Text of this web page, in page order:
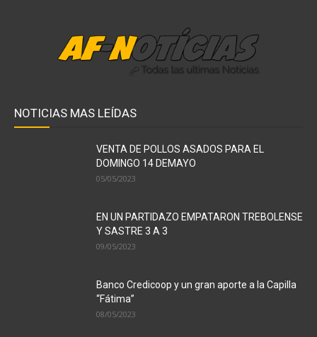
NOTICIAS MAS LEÍDAS
VENTA DE POLLOS ASADOS PARA EL
DOMINGO 14 DEMAYO
05/05/2023
EN UN PARTIDAZO EMPATARON TREBOLENSE
Y SASTRE 3 A 3
09/05/2023
Banco Credicoop y un gran aporte a la Capilla
“Fátima”
08/05/2023